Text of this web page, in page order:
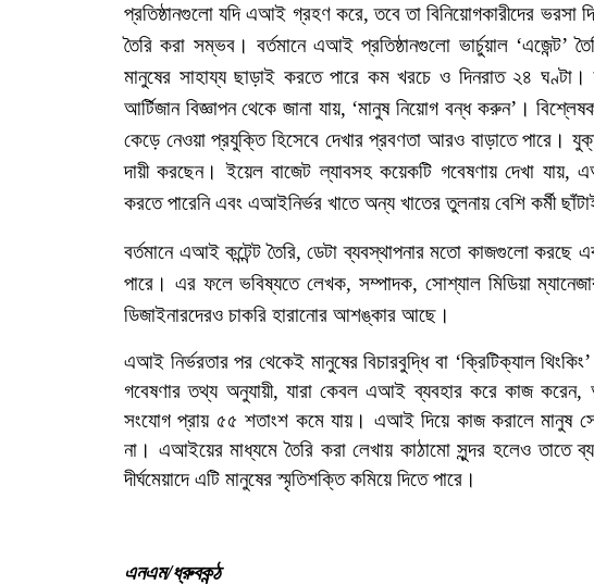
প্রতিষ্ঠানগুলো যদি এআই গ্রহণ করে, তবে তা বিনিয়োগকারীদের ভরসা
তৈরি করা সম্ভব। বর্তমানে এআই প্রতিষ্ঠানগুলো ভার্চুয়াল‘এজেন্ট’
মানুষের সাহায্য ছাড়াই করতে পারে কম খরচে ও দিনরাত ২৪ ঘণ্টা।
আর্টিজান বিজ্ঞাপন থেকে জানা যায়, ‘মানুষ নিয়োগ বন্ধ করুন’।
কেড়ে নেওয়া প্রযুক্তি হিসেবে দেখার প্রবণতা আরও বাড়াতে পারে।
দায়ী করছেন। ইয়েল বাজেট ল্যাবসহ কয়েকটি গবেষণায় দেখা যায়,
করতে পারেনি এবং এআইনির্ভর খাতে অন্য খাতের তুলনায় বেশি কর্মী
বর্তমানে এআইকন্টেন্ট তৈরি, ডেটা ব্যবস্থাপনার মতো কাজগুলো করছে
পারে। এর ফলে ভবিষ্যতে লেখক, সম্পাদক, সোশ্যাল মিডিয়া
ডিজাইনারদেরও চাকরি হারানোর আশঙ্কার আছে।
এআই নির্ভরতার পর থেকেই মানুষেরবিচারবুদ্ধি বা ‘ক্রিটিক্যাল
গবেষণার তথ্য অনুযায়ী, যারা কেবল এআই ব্যবহার করে কাজ করেন,
সংযোগ প্রায় ৫৫ শতাংশ কমে যায়। এআই দিয়ে কাজ করালে মানুষ
না। এআইয়ের মাধ্যমে তৈরি করা লেখায় কাঠামো সুন্দর হলেও তাতে
দীর্ঘমেয়াদে এটি মানুষের স্মৃতিশক্তি কমিয়ে দিতে পারে।
এনএম/ধ্রুবকন্ঠ